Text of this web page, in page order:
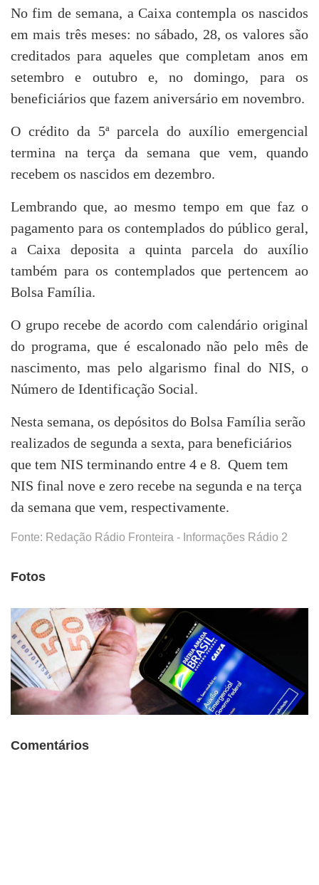
No fim de semana, a Caixa contempla os nascidos
em mais três meses: no sábado, 28, os valores são
creditados para aqueles que completam anos em
setembro e outubro e, no domingo, para os
beneficiários que fazem aniversário em novembro.
O crédito da 5ª parcela do auxílio emergencial
termina na terça da semana que vem, quando
recebem os nascidos em dezembro.
Lembrando que, ao mesmo tempo em que faz o
pagamento para os contemplados do público geral,
a Caixa deposita a quinta parcela do auxílio
também para os contemplados que pertencem ao
Bolsa Família.
O grupo recebe de acordo com calendário original
do programa, que é escalonado não pelo mês de
nascimento, mas pelo algarismo final do NIS, o
Número de Identificação Social.
Nesta semana, os depósitos do Bolsa Família serão
realizados de segunda a sexta, para beneficiários
que tem NIS terminando entre 4 e 8. Quem tem
NIS final nove e zero recebe na segunda e na terça
da semana que vem, respectivamente.
Fonte: Redação Rádio Fronteira - Informações Rádio 2
Fotos
Comentários